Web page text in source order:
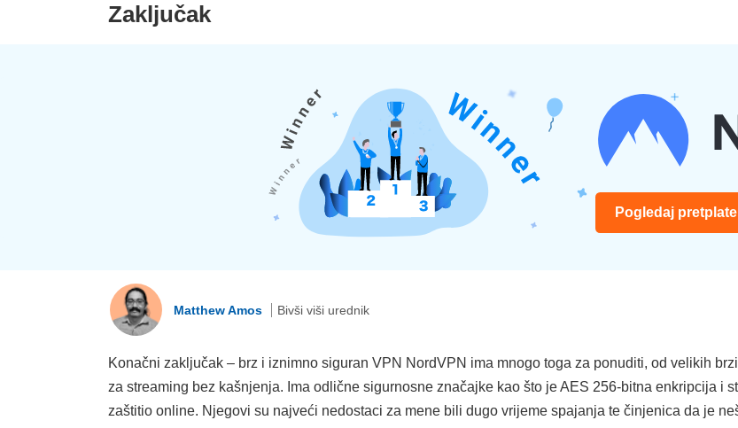
Zaključak
Pogledaj
Matthew Amos Bivši viši urednik
Konačni zaključak – brz i iznimno siguran VPN NordVPN ima mnogo toga za ponuditi, od velikih
za streaming bez kašnjenja. Ima odlične sigurnosne značajke kao što je AES 256-bitna enkripcija i
zaštitio online. Njegovi su najveći nedostaci za mene bili dugo vrijeme spajanja te činjenica da je